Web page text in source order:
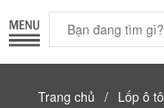
Trang chủ / Lốp ô tô